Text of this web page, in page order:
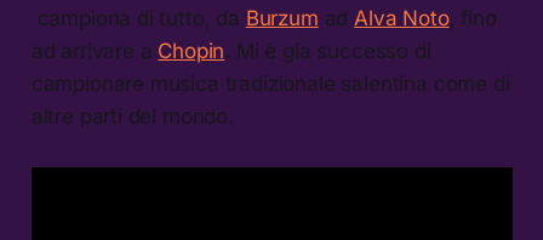
campiona di tutto, da Burzum ad Alva Noto, fino
ad arrivare a Chopin. Mi è gia successo di
campionare musica tradizionale salentina come di
altre parti del mondo.